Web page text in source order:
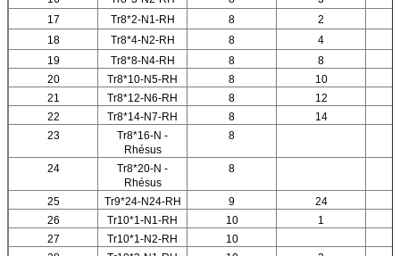
17
Tr8*2-N1-RH 8
2
18
Tr8*4-N2-RH 8
4
19
Tr8*8-N4-RH 8
8
20
Tr8*10-N5-RH 8
10
21
Tr8*12-N6-RH 8
12
22
Tr8*14-N7-RH 8
14
23
Tr8*16-N -
Rhésus
8
24
Tr8*20-N -
Rhésus
8
25 Tr9*24-N24-RH 9
24
26
Tr10*1-N1-RH 10
1
27
Tr10*1-N2-RH
10